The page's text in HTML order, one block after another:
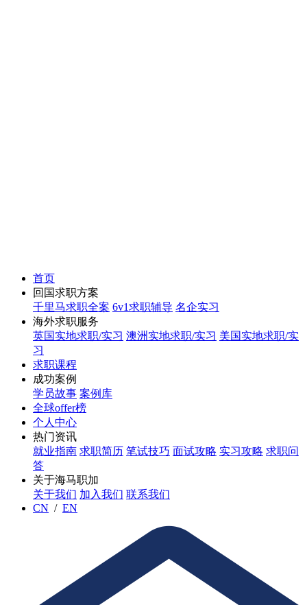
首页
回国求职方案
千里马求职全案 6v1求职辅导 名企实习
海外求职服务
英国实地求职/实习 澳洲实地求职/实习 美国实地求职/实
习
求职课程
成功案例
学员故事 案例库
全球offer榜
个人中心
热门资讯
就业指南 求职简历 笔试技巧 面试攻略 实习攻略 求职问
答
关于海马职加
关于我们 加入我们 联系我们
CN / EN